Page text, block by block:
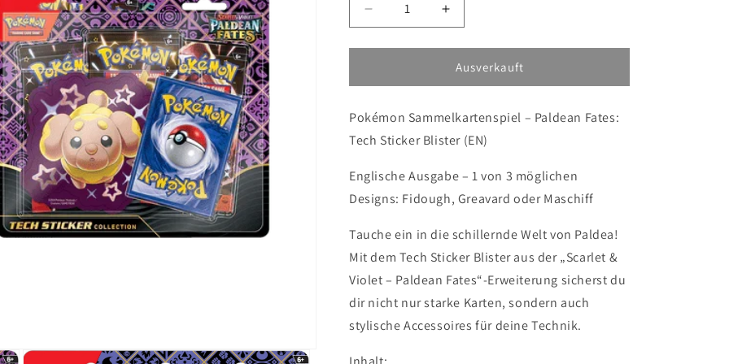
Verringere
die
Menge
Pokémon:
Fates
-
Sticker
Blister
(EN)
Erhöhe
die
Menge
für
Pokémon:
Fates
-
Tech
Sticker
Blister
(EN)
Ausverkauft
Pokémon Sammelkartenspiel – Paldean Fates:
Tech Sticker Blister (EN)
Englische Ausgabe – 1 von 3 möglichen
Designs: Fidough, Greavard oder Maschiff
Tauche ein in die schillernde Welt von Paldea!
Mit dem Tech Sticker Blister aus der „Scarlet &
Violet – Paldean Fates“-Erweiterung sicherst du
dir nicht nur starke Karten, sondern auch
stylische Accessoires für deine Technik.